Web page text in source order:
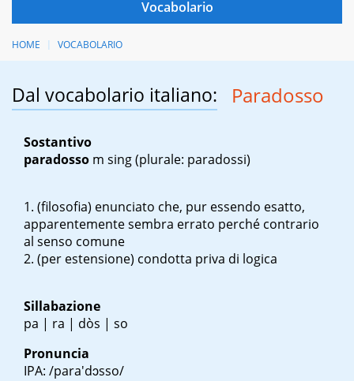
HOME VOCABOLARIO
Dal vocabolario italiano: Paradosso
Sostantivo
paradosso m sing(plurale: paradossi)
(filosofia) enunciato che, pur essendo esatto,
apparentemente sembra errato perché contrario
al senso comune
(per estensione) condotta priva di logica
Sillabazione
pa | ra | dòs | so
Pronuncia
IPA: /para'dɔsso/